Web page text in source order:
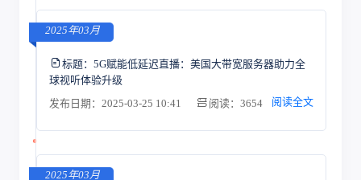
2025年03月
标题： 5G赋能低延迟直播：美国大带宽服务器助力全
球视听体验升级
发布日期：2025-03-25 10:41
阅读：3654 阅读全文
2025年03月